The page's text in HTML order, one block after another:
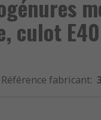
culot
Référence fabricant: